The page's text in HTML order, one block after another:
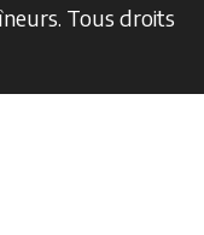
Tous droits